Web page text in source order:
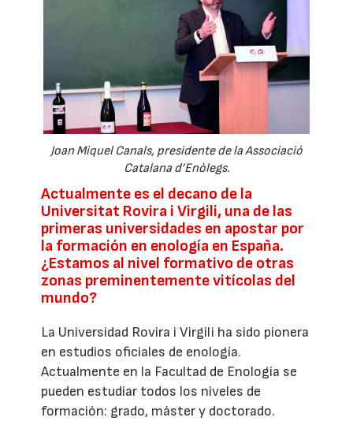
Joan Miquel Canals, presidente de la Associació
Catalana d’Enòlegs.
Actualmente es el decano de la
Universitat Rovira i Virgili, una de las
primeras universidades en apostar por
la formación en enología en España.
¿Estamos al nivel formativo de otras
zonas preminentemente vitícolas del
mundo?
La Universidad Rovira i Virgili ha sido pionera
en estudios oficiales de enología.
Actualmente en la Facultad de Enología se
pueden estudiar todos los niveles de
formación: grado, máster y doctorado.